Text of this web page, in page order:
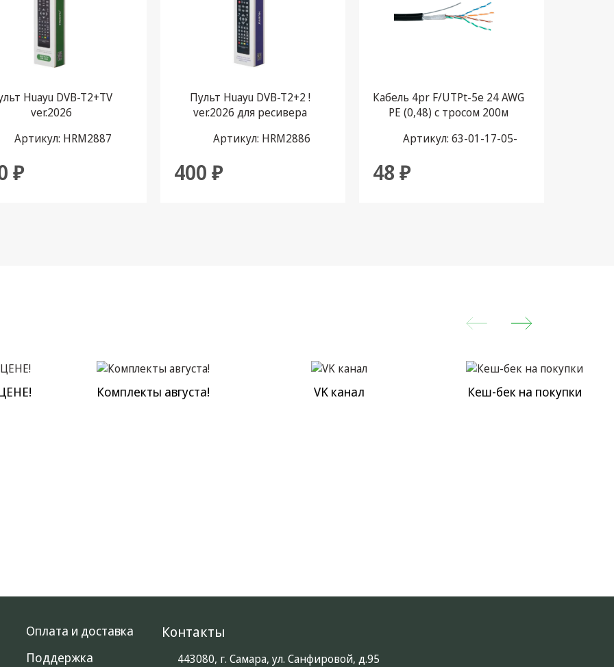
Huayu DVB-T2+TV
ver.2026
Артикул: HRM2887
₽
Пульт Huayu DVB-T2+2 !
ver.2026 для ресивера
Артикул: HRM2886
400 ₽
Кабель 4pr F/UTPt-5e 24 AWG
PE (0,48) с тросом 200м
Артикул: 63-01-17-05-
48 ₽
Комплекты августа! VK канал Кеш-бек на покупки
Оплата и доставка
Поддержка
Контакты
443080, г. Самара, ул. Санфировой, д.95